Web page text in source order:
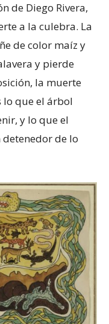
de Diego Rivera,
a la culebra. La
de color maíz y
y pierde
la muerte
lo que el árbol
y lo que el
de lo